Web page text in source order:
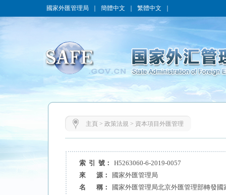
國家外匯管理局 簡體中文 繁體中文
主頁 > 政策法規 > 資本項目外匯管理
索 引 號：
H5263060-6-2019-0057
來 源：
國家外匯管理局
名 稱：
國家外匯管理局北京外匯管理部轉發